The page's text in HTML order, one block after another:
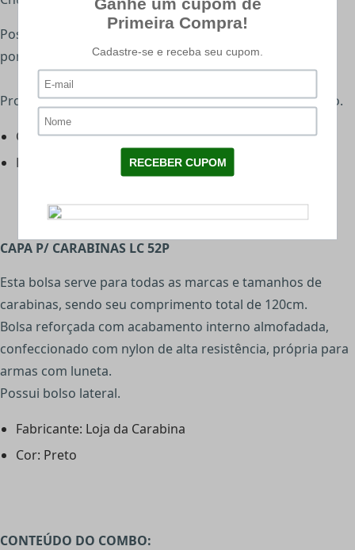
Possui uma cabeça com forma intermediaria entre a
pontuda e a chata.
Proporcionando uma maior velocidade na saida do cano.
Calibre:5.5mm
Peso: 0,71 gramas/10.8 grains
CAPA P/ CARABINAS LC 52P
Esta bolsa serve para todas as marcas e tamanhos de
carabinas, sendo seu comprimento total de 120cm.
Bolsa reforçada com acabamento interno almofadada,
confeccionado com nylon de alta resistência, própria para
armas com luneta.
Possui bolso lateral.
Fabricante: Loja da Carabina
Cor: Preto
CONTEÚDO DO COMBO: